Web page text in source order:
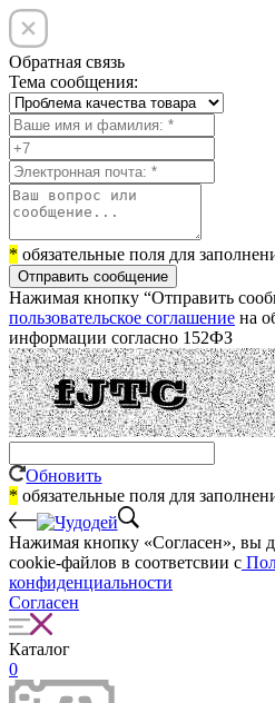
Обратная связь
Тема сообщения:
* обязательные поля для
Отправить сообщение
Нажимая кнопку “Отправить
пользовательское соглашение на
информации согласно 152ФЗ
Обновить
* обязательные поля для
Нажимая кнопку «Согласен», вы
cookie-файлов в соответсвии с
конфиденциальности
Согласен
Каталог
0